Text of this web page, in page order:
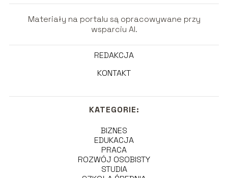
Materiały na portalu są opracowywane przy
wsparciu AI.
REDAKCJA
KONTAKT
KATEGORIE:
BIZNES
EDUKACJA
PRACA
ROZWÓJ OSOBISTY
STUDIA